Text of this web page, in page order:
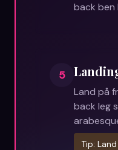
back ben
5
Land på
back leg
Tip: